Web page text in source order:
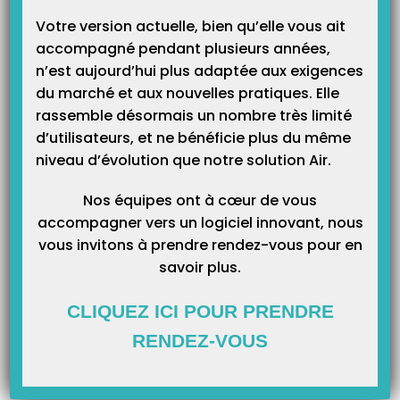
Erreur 41 en facturation d’un AT (contexte tiers payant est
obligatoire )
Les praticiens et auxiliaires médicaux ne peuvent demander d’honoraires à la
victime qui présente la feuille d’accident prévue à l’article L. 441-5, sauf le
cas de dépassement de tarif dans les conditions prévues à l’article L. 162-35
et dans la mesure de ce dépassement.
http://www.legifrance.gouv.fr/affichCode.do;?
idSectionTA=LEGISCTA000006172659&cidTexte=LEGITEXT000006073189 Il
faut donc changer dans…
Erreur 8 en facturation d’accident du travail
L’erreur 8 « pas de FSE AT pour ce bénéficiaire » apparaît lorsque le patient
il est impossible de facturer en accident du travail. Veuillez modifier
Votre version actuelle, bien qu’elle vous ait
accompagné pendant plusieurs années,
n’est aujourd’hui plus adaptée aux exigences
du marché et aux nouvelles pratiques. Elle
rassemble désormais un nombre très limité
d’utilisateurs, et ne bénéficie plus du même
niveau d’évolution que notre solution Air.
Nos équipes ont à cœur de vous
accompagner vers un logiciel innovant, nous
vous invitons à prendre rendez-vous pour en
savoir plus.
CLIQUEZ ICI POUR PRENDRE
RENDEZ-VOUS